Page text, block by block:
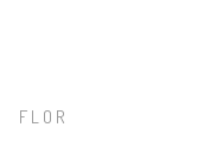
FLOR